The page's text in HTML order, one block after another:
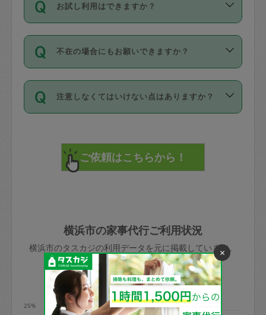
ールに記載していますので、各自の得意
を依頼してください。
※テストセンターの講評は１件目のレビュ
参考
【詳細】タスカジさんの登録に際
す。
写真を撮り、
詳細FAQ：
損害賠償保険について教えて
タスカジさんへ「募集」をかけることが
可能です。
す。
1. 直前キャンセル（定期、スポット契約
共通）
72時間を超える※と、以下のキャンセル
料が発生します。
直前キャンセル料：
72時間前〜24時間前＝依頼料金の50%
依頼者不在による当日キャンセル＝依頼
金額の100%＋交通費全額
※例：依頼日時／土曜日午前9時開始の場
合、水曜日午前9時以降はキャンセル料が
発生
お試し利用はできますか？
「お試し利用」というメニューはありま
せんが、「一回のみ」依頼を活用するこ
とによって、気に入ったタスカジさんを
まず、条件の合う気になるタスカジさ
みてください。
その後、一番気に入ったタスカジさんに
不在の場合にもお願いできますか？
不在の場合の作業はタスカジさんの同意
が必要です。数回の依頼ののち、タスカ
ジさんと依頼者の間で十分な信頼関係が
てください。
不在時に部屋に入るためにタスカジさん
きた場合は損害保険の対象外となるので
ご注意ください。
注意しなくてはいけない点はありますか？
で、必ず鍵のかかるロッカーや金庫に入
れて依頼者の責任の元管理するよう心掛
けてください。
玉、など
あわせてこちらも参照ください：初めて
利用します。注意しなくてはいけない点
はありますか？
横浜市の家事代行ご利用状況
横浜市のタスカジの利用データを元に掲載しています。
利用の多い曜日は？
25%
×